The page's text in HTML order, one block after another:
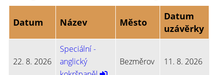
Datum Název Město
Datum
uzávěrky
22. 8. 2026
Speciální -
anglický
Bezměrov 11. 8. 2026